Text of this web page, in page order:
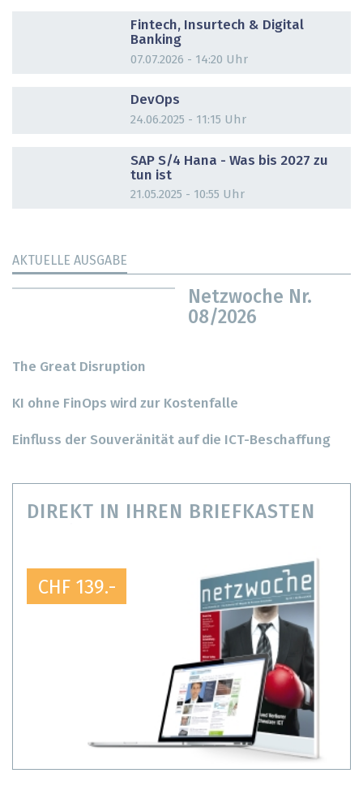
Fintech, Insurtech & Digital
Banking
07.07.2026 - 14:20 Uhr
DevOps
24.06.2025 - 11:15 Uhr
SAP S/4 Hana - Was bis 2027 zu
tun ist
21.05.2025 - 10:55 Uhr
AKTUELLE AUSGABE
Netzwoche Nr.
08/2026
The Great Disruption
KI ohne FinOps wird zur Kostenfalle
Einfluss der Souveränität auf die ICT-Beschaffung
DIREKT IN IHREN BRIEFKASTEN
CHF 139.-